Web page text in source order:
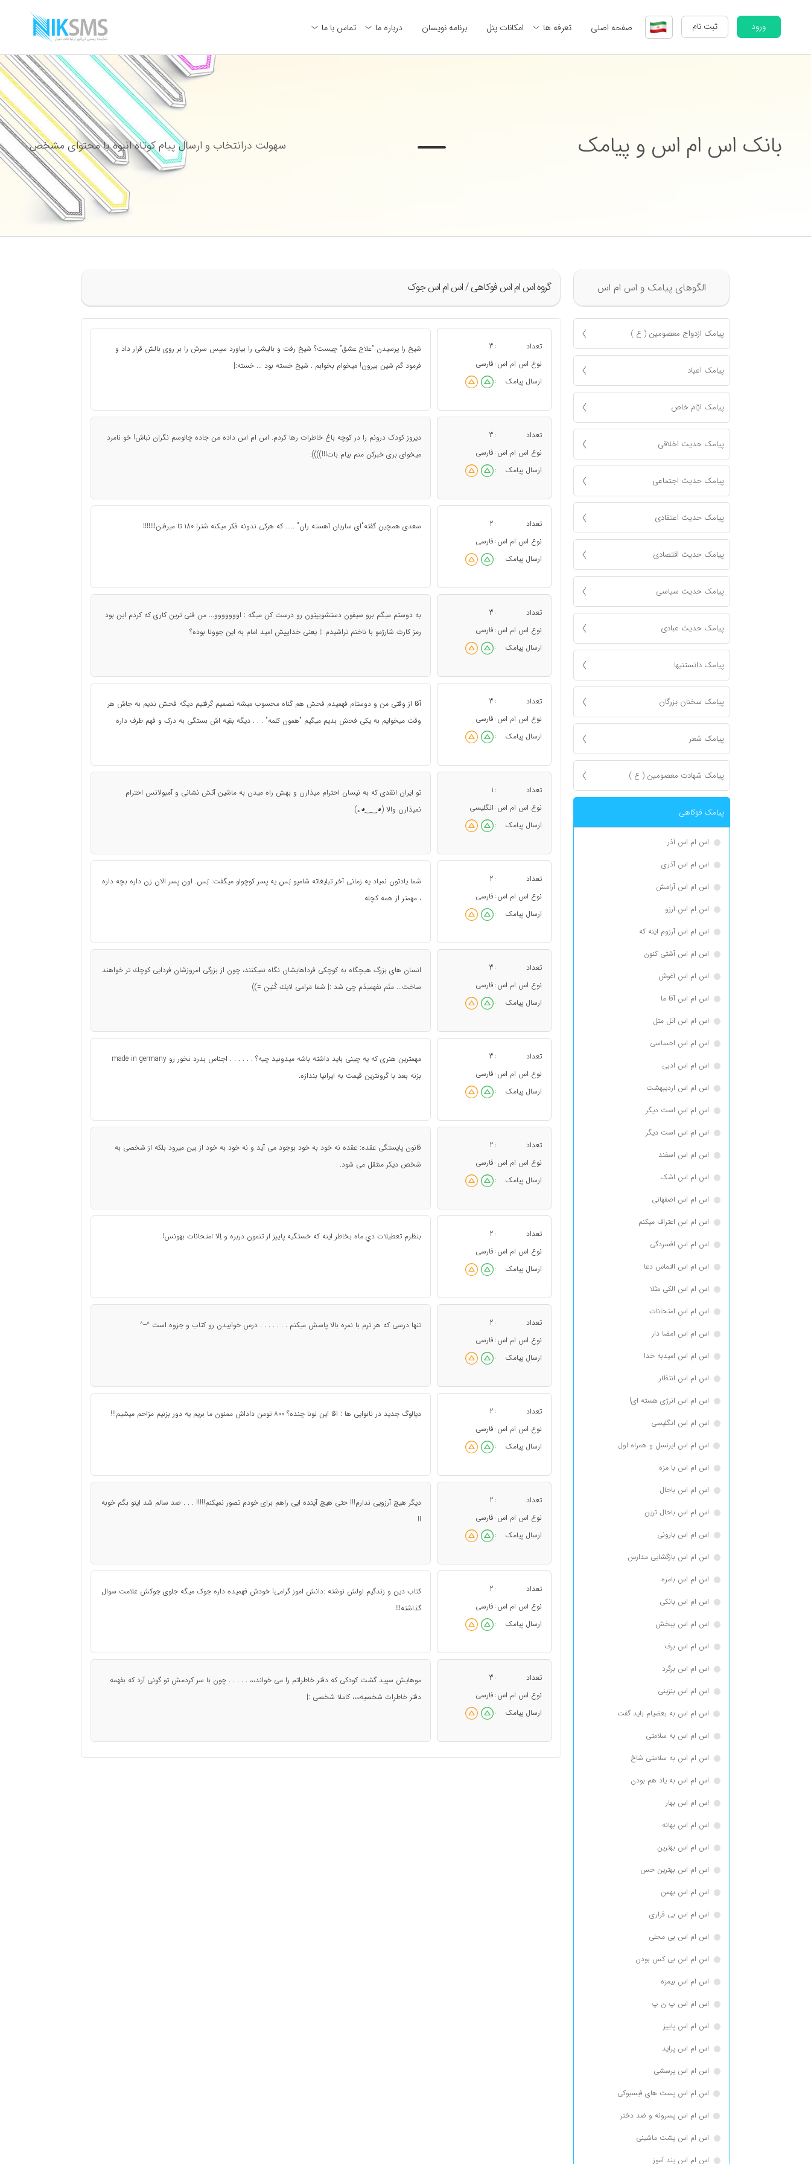
ورود ثبت نام صفحه اصلی تعرفه ها امکانات پنل برنامه نویسان درباره ما تماس با ما
بانک اس ام اس و پیامک سهولت درانتخاب و ارسال پیام کوتاه انبوه با محتوای مشخص
الگوهای پیامک و اس ام اس
پیامک ازدواج معصومين ( ع )
پیامک اعياد
پیامک ايّام خاص
پیامک حدیت اخلاقی
پیامک حدیث اجتماعی
پیامک حدیث اعتقادی
پیامک حدیث اقتصادی
پیامک حدیث سیاسی
پیامک حدیث عبادی
پیامک دانستنیها
پیامک سخنان بزرگان
پیامک شعر
پیامک شهادت معصومين ( ع )
پیامک فوکاهی
اس ام اس آذر
اس ام اس آذری
اس ام اس آرامش
اس ام اس آرزو
اس ام اس آرزوم اینه که
اس ام اس آشتی کنون
اس ام اس آغوش
اس ام اس آقا ما
اس ام اس اتل متل
اس ام اس احساسی
اس ام اس ادبی
اس ام اس اردیبهشت
اس ام اس است دیگر
اس ام اس است دیگر
اس ام اس اسفند
اس ام اس اشک
اس ام اس اصفهانی
اس ام اس اعتراف میکنم
اس ام اس افسردگی
اس ام اس التماس دعا
اس ام اس الکی مثلا
اس ام اس امتحانات
اس ام اس امضا دار
اس ام اس امیدبه خدا
اس ام اس انتظار
اس ام اس انرژی هسته ای!
اس ام اس انگلیسی
اس ام اس ایرنسل و همراه اول
اس ام اس با مزه
اس ام اس باحال
اس ام اس باحال ترین
اس ام اس بارونی
اس ام اس بازگشایی مدارس
اس ام اس بامزه
اس ام اس بانکی
اس ام اس ببخش
اس ام اس برف
اس ام اس برگرد
اس ام اس بنزینی
اس ام اس به بعضیام باید گفت
اس ام اس به سلامتی
اس ام اس به سلامتی شاخ
اس ام اس به یاد هم بودن
اس ام اس بهار
اس ام اس بهانه
اس ام اس بهترین
اس ام اس بهترین حس
اس ام اس بهمن
اس ام اس بی قراری
اس ام اس بی محلی
اس ام اس بی کس بودن
اس ام اس بیمزه
اس ام اس پ ن پ
اس ام اس پاییز
اس ام اس پراید
اس ام اس پرسشی
اس ام اس پست های فیسبوکی
اس ام اس پسرونه و ضد دختر
اس ام اس پشت ماشینی
اس ام اس پند آموز
گروه اس ام اس فوکاهی / اس ام اس جوک
تعداد :
3
نوع اس ام اس : فارسی
ارسال پیامک
:
شیخ را پرسیدن "علاج عشق" چیست؟ شیخ رفت و بالیشی را بیاورد سپس سرش را بر روی بالش قرار داد و
فرمود گم شین بیرون! میخوام بخوابم . شیخ خسته بود ... خسته:|
تعداد :
3
نوع اس ام اس : فارسی
ارسال پیامک
:
دیروز کودک درونم را در کوچه باغ خاطرات رها کردم. اس ام اس داده من جاده چالوسم نگران نباش ! خو نامرد
میخوای بری خبرکن منم بیام بات!!!)))):
تعداد :
2
نوع اس ام اس : فارسی
ارسال پیامک
:
سعدی همچین گفته"ای ساربان آهسته ران" ..... که هرکی ندونه فکر میکنه شترا 180 تا میرفتن!!!!!!!
تعداد :
3
نوع اس ام اس : فارسی
ارسال پیامک
:
به دوستم میگم برو سیفون دستشوییتون رو درست کن میگه : اووووووو... من فنی ترین کاری که کردم این بود
رمز کارت شارژمو با ناخنم تراشیدم :| یعنی خداییش امید امام به این جوونا بوده؟
تعداد :
3
نوع اس ام اس : فارسی
ارسال پیامک
:
آقا از وقتی من و دوستام فهمیدم فحش هم گناه محسوب میشه تصمیم گرفتیم دیگه فحش ندیم به جاش هر
وقت میخوایم به یکی فحش بدیم میگیم "همون کلمه" . . . دیگه بقیه اش بستگی به درک و فهم طرف داره
تعداد :
1
نوع اس ام اس : انگلیسی
ارسال پیامک
:
تو ایران انقدی که به نیسان احترام میذارن و بهش راه میدن به ماشین آتش نشانی و آمبولانس احترام
نمیذارن والا (◕‿‿◕｡)
تعداد :
2
نوع اس ام اس : فارسی
ارسال پیامک
:
شما یادتون نمیاد یه زمانی آخر تبلیغاته شامپو بَس یه پسر کوچولو میگفت: بَس. اون پسر الان زن داره بچه داره
، مهمتر از همه کچله
تعداد :
3
نوع اس ام اس : فارسی
ارسال پیامک
:
انسان هاى بزرگ هيچگاه به كوچكى فرداهايشان نگاه نميكنند، چون از بزرگى امروزشان فردايى كوچك تر خواهند
ساخت... منَم نفهميدَم چى شد :| شما مَرامى لايك كُنين =))
تعداد :
3
نوع اس ام اس : فارسی
ارسال پیامک
:
مهمترین هنری که یه چینی باید داشته باشه میدونید چیه؟ . . . . . . اجناس بدرد نخور رو made in germany
بزنه بعد با گرونترین قیمت به ایرانیا بندازه.
تعداد :
2
نوع اس ام اس : فارسی
ارسال پیامک
:
قانون پایستگی عقده: عقده نه خود به خود بوجود می آید و نه خود به خود از بین میرود بلکه از شخصی به
شخص دیکر منتقل می شود.
تعداد :
2
نوع اس ام اس : فارسی
ارسال پیامک
:
بنظرم تعطيلات دي ماه بخاطر اينه كه خستگيه پاييز از تنمون دربره و اِلا امتحانات بهونس!
تعداد :
2
نوع اس ام اس : فارسی
ارسال پیامک
:
تنها درسی که هر ترم با نمره بالا پاسش میکنم . . . . . . . درس خوابیدن رو کتاب و جزوه است ^--^
تعداد :
2
نوع اس ام اس : فارسی
ارسال پیامک
:
ﺩﯾﺎﻟﻮﮒ ﺟﺪﯾﺪ ﺩﺭ ﻧﺎﻧﻮﺍیی ها : ﺍﻗﺎ ﺍﯾﻦ ﻧﻮﻧﺎ ﭼﻨﺪﻩ؟ ۸۰۰ ﺗﻮﻣﻦ ﺩﺍﺩﺍﺵ ﻣﻤﻨﻮﻥ ﻣﺎ ﺑﺮﯾﻢ ﯾﻪ ﺩﻭﺭ ﺑﺰﻧﯿﻢ ﻣﺰﺍﺣﻢ ﻣﯿﺸﯿﻢ!!!
تعداد :
2
نوع اس ام اس : فارسی
ارسال پیامک
:
دیگر هیچ آرزویی ندارم!!! حتی هیچ آینده ایی راهم برای خودم تصور نمیکنم!!!!! . . . صد سالم شد اینو بگم خوبه
!!
تعداد :
2
نوع اس ام اس : فارسی
ارسال پیامک
:
کتاب دین و زندگیم اولش نوشته :دانش اموز گرامی! خودش فهمیده داره جوک میگه جلوی جوکش علامت سوال
گذاشته!!!
تعداد :
3
نوع اس ام اس : فارسی
ارسال پیامک
:
ﻣﻮﻫﺎﯾﺶ ﺳﭙﯿﺪ ﮔﺸﺖ ﮐﻮﺩﮐﯽ ﮐﻪ ﺩﻓﺘﺮ ﺧﺎﻃﺮﺍﺗﻢ ﺭﺍ ﻣﯽ ﺧﻮﺍﻧﺪ،،، . . . . . ﭼﻮﻥ ﺑﺎ ﺳﺮ ﮐﺮﺩﻣﺶ ﺗﻮ ﮔﻮﻧﯽ ﺁﺭﺩ ﮐﻪ ﺑﻔﻬﻤﻪ
ﺩﻓﺘﺮ ﺧﺎﻃﺮﺍﺕ ﺷﺨﺼﯿﻪ،،،، ﮐﺎﻣﻼ ﺷﺨﺼﯽ :|